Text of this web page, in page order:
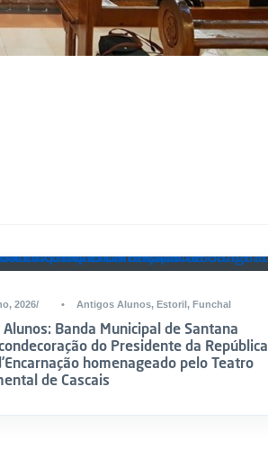
2026 • Antigos Alunos, Estoril, Funchal
Banda Municipal de Santana
do Presidente da República
homenageado pelo Teatro
de Cascais